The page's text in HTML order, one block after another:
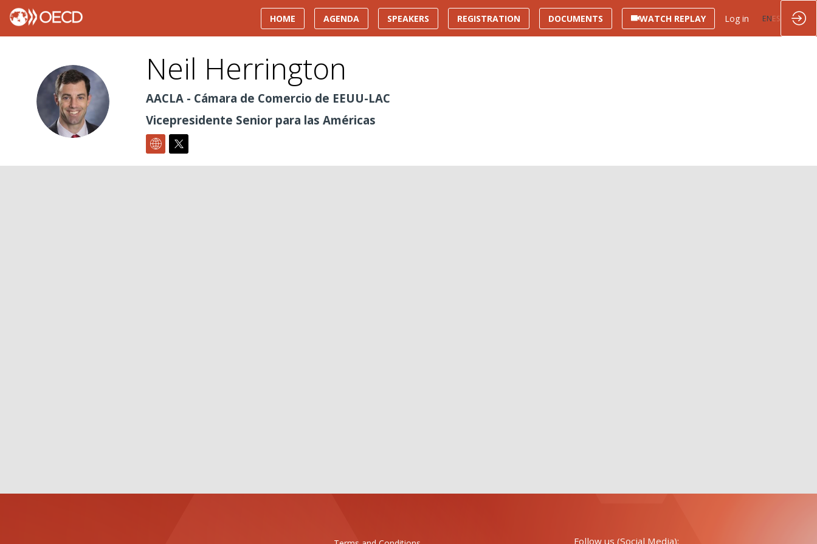
HOME AGENDA SPEAKERS REGISTRATION DOCUMENTS WATCH REPLAY Log in ENES
NH
Neil Herrington
AACLA - Cámara de Comercio de EEUU-LAC
Vicepresidente Senior para las Américas
Follow us (Social Media):